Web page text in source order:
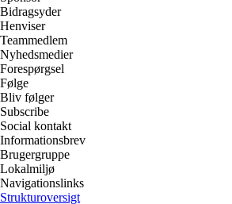
Bidragsyder
Henviser
Teammedlem
Nyhedsmedier
Forespørgsel
Følge
Bliv følger
Subscribe
Social kontakt
Informationsbrev
Brugergruppe
Lokalmiljø
Navigationslinks
Strukturoversigt